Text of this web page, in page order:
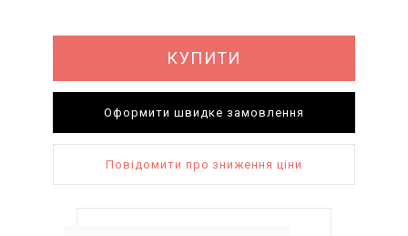
КУПИТИ
Оформити швидке замовлення
Повідомити про зниження ціни